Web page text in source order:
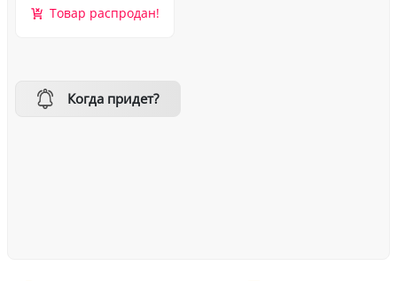
Товар распродан!
Когда придет?